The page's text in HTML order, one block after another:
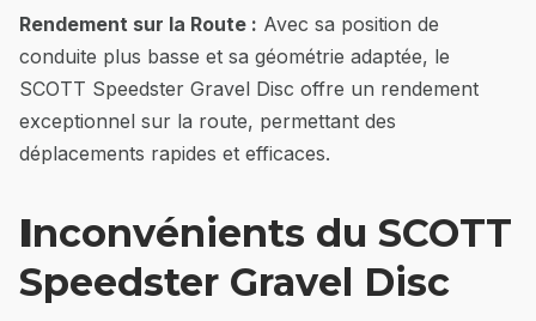
Rendement sur la Route : Avec sa position de
conduite plus basse et sa géométrie adaptée, le
SCOTT Speedster Gravel Disc offre un rendement
exceptionnel sur la route, permettant des
déplacements rapides et efficaces.
Inconvénients du SCOTT
Speedster Gravel Disc